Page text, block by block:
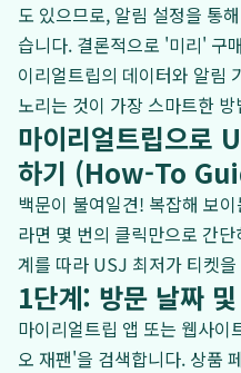
도 있으므로, 알림 설정을 통
습니다. 결론적으로 '미리' 구
이리얼트립의 데이터와 알림
노리는 것이 가장 스마트한
마이리얼트립으로
하기 (How-To
백문이 불여일견! 복잡해 보
라면 몇 번의 클릭만으로 간
계를 따라 USJ 최저가 티켓
1단계: 방문 날짜
마이리얼트립 앱 또는 웹사이
오 재팬'을 검색합니다. 상품